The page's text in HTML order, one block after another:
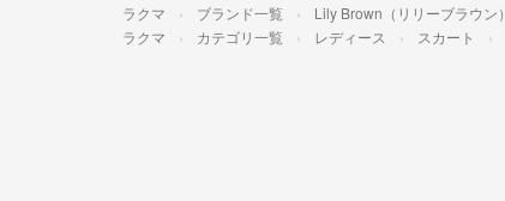
ラクマ ブランド一覧 Lily Brown（リリーブラウン）
ラクマ カテゴリ一覧 レディース スカート